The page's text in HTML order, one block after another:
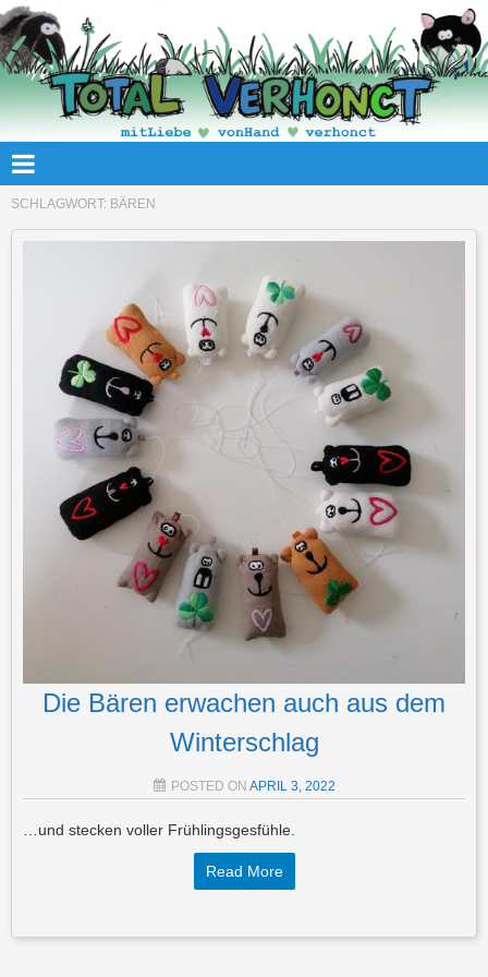
SCHLAGWORT: BÄREN
Die Bären erwachen auch aus dem
Winterschlag
POSTED ON APRIL 3, 2022
…und stecken voller Frühlingsgesfühle.
Read More